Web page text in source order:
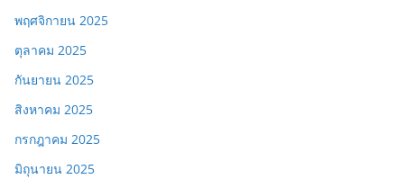
พฤศจิกายน 2025
ตุลาคม 2025
กันยายน 2025
สิงหาคม 2025
กรกฎาคม 2025
มิถุนายน 2025